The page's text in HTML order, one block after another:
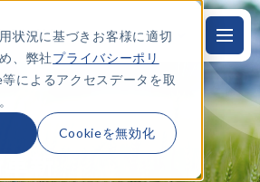
状況に基づきお客様に適切
、弊社プライバシーポリ
によるアクセスデータを取
Cookieを無効化
JP
革新